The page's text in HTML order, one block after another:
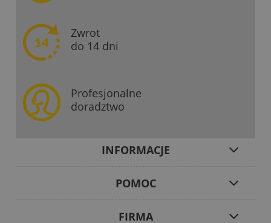
Zwrot
do 14 dni
Profesjonalne
doradztwo
INFORMACJE
POMOC
FIRMA